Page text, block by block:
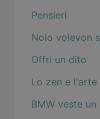
Pensieri
Noio volevon
Offri un dito
Lo zen e
BMW veste